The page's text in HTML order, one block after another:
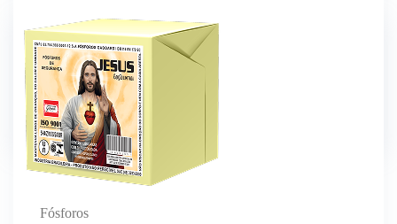
Fósforos
FÓSFORO DE SEGURANÇA LONGO
Fósforos